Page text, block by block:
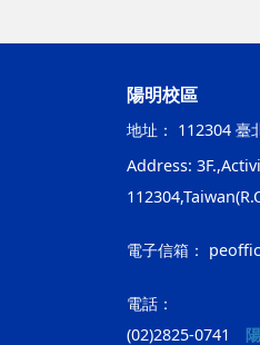
陽明校區
地址： 112304 臺
Address:
電子信箱：
電話：
(02)2825-0741